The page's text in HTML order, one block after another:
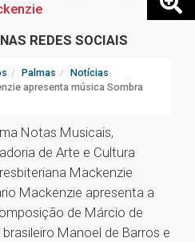
REDES SOCIAIS
Palmas
Notícias
apresenta música Sombra
Notas Musicais,
de Arte e Cultura
Mackenzie
Mackenzie apresenta a
de Márcio de
Manoel de Barros e